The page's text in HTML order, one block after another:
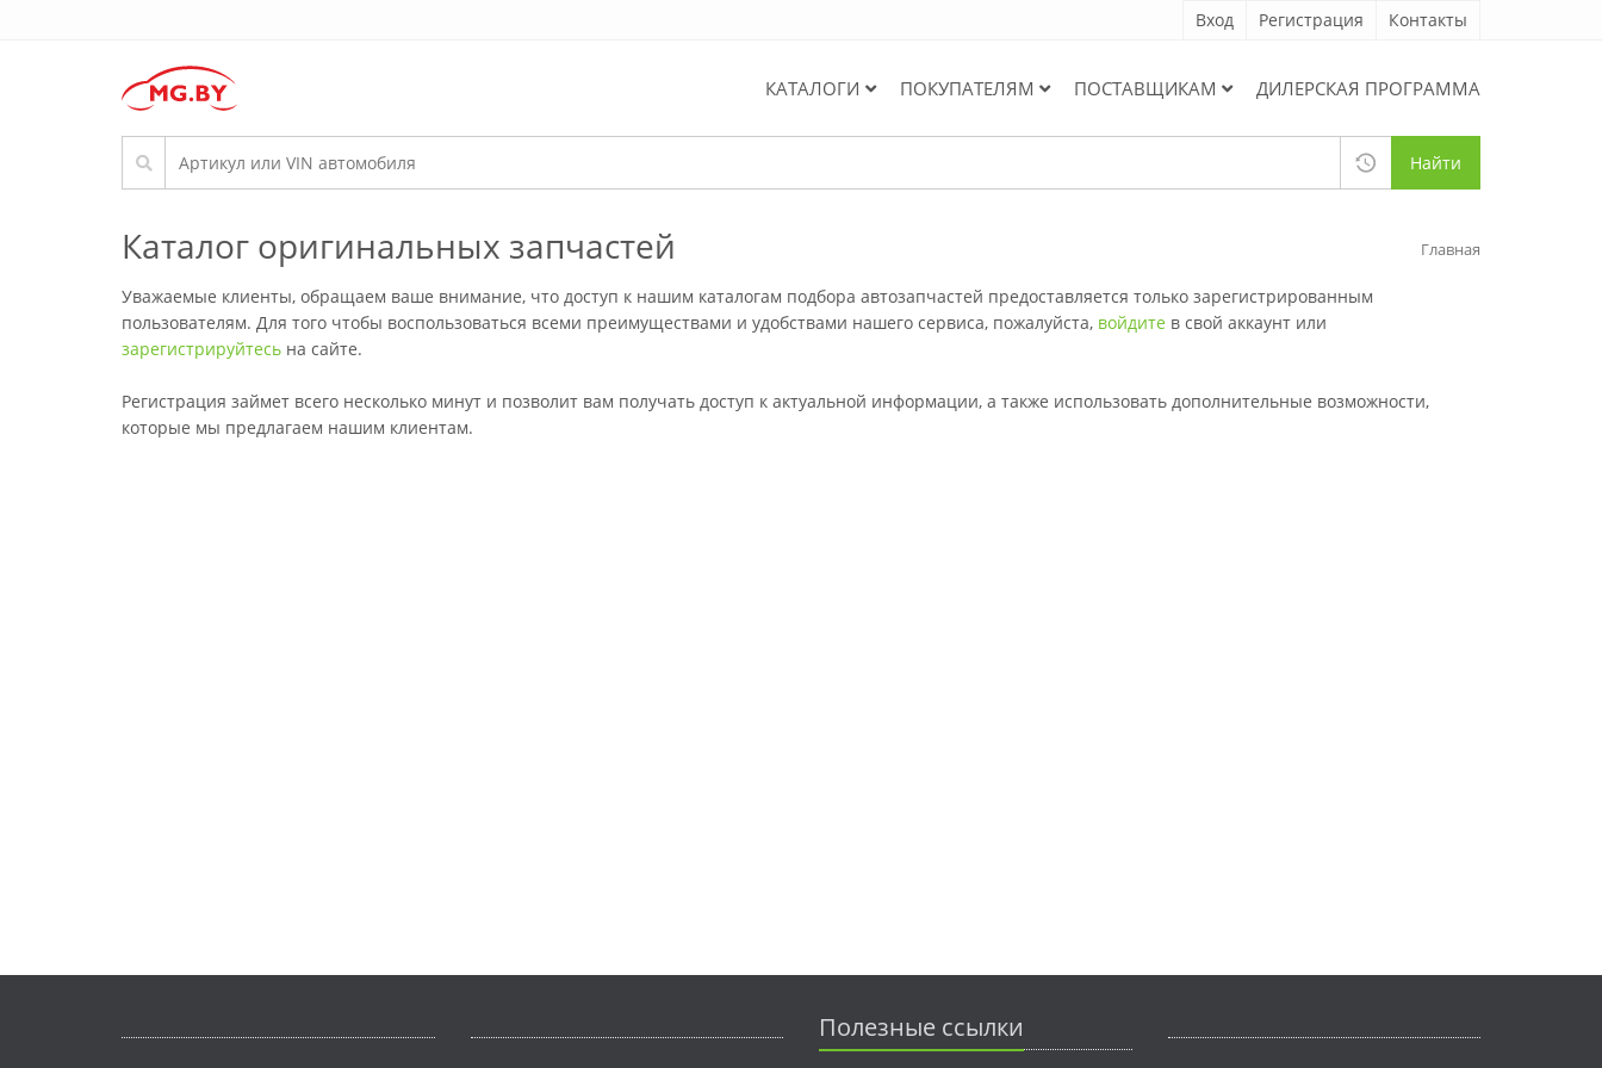
Вход Регистрация Контакты
КАТАЛОГИ ПОКУПАТЕЛЯМ ПОСТАВЩИКАМ ДИЛЕРСКАЯ ПРОГРАММА
Найти
Каталог оригинальных запчастей Главная
Уважаемые клиенты, обращаем ваше внимание, что доступ к нашим каталогам подбора автозапчастей предоставляется только зарегистрированным
пользователям. Для того чтобы воспользоваться всеми преимуществами и удобствами нашего сервиса, пожалуйста, войдите в свой аккаунт или
зарегистрируйтесь на сайте.
Регистрация займет всего несколько минут и позволит вам получать доступ к актуальной информации, а также использовать дополнительные возможности,
которые мы предлагаем нашим клиентам.
Полезные ссылки